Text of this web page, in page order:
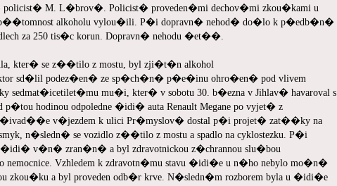
M. L�brov�. Policist� proveden�mi dechov�mi zkou�kami u
alkoholu vylou�ili. P�i dopravn� nehod� do�lo k p�edb�n�
za 250 tis�c korun. Dopravn� nehodu �et��.
kter� se z��tilo z mostu, byl zji�t�n alkohol
sd�lil podez�en� ze sp�ch�n� p�e�inu ohro�en� pod vlivem
mu�i, kter� v sobotu 30. b�ezna v Jihlav� havaroval s
p�tou hodinou odpoledne �idi� auta Renault Megane po vyjet� z
v�jezdem k ulici Pr�myslov� dostal p�i projet� zat��ky na
n�sledn� se vozidlo z��tilo z mostu a spadlo na cyklostezku. P�i
v�n� zran�n� a byl zdravotnickou z�chrannou slu�bou
nemocnice. Vzhledem k zdravotn�mu stavu �idi�e u n�ho nebylo mo�n�
zkou�ku a byl proveden odb�r krve. N�sledn�m rozborem byla u �idi�e